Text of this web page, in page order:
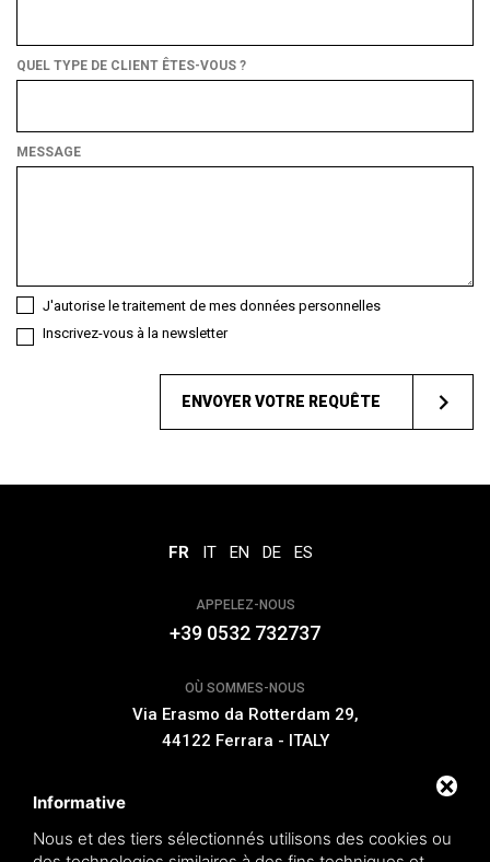
QUEL TYPE DE CLIENT ÊTES-VOUS ?
de
MESSAGE
J'autorise le traitement de mes données personnelles
Inscrivez-vous à la newsletter
ENVOYER VOTRE REQUÊTE
FR IT EN DE ES
APPELEZ-NOUS
+39 0532 732737
OÙ SOMMES-NOUS
Via Erasmo da Rotterdam 29,
44122 Ferrara - ITALY
Informative
Nous et des tiers sélectionnés utilisons des cookies ou